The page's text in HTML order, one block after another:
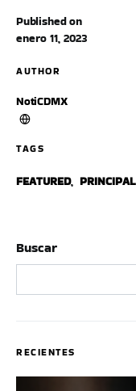
Published on
enero 11, 2023
AUTHOR
NotiCDMX
TAGS
FEATURED, PRINCIPAL
Buscar
RECIENTES